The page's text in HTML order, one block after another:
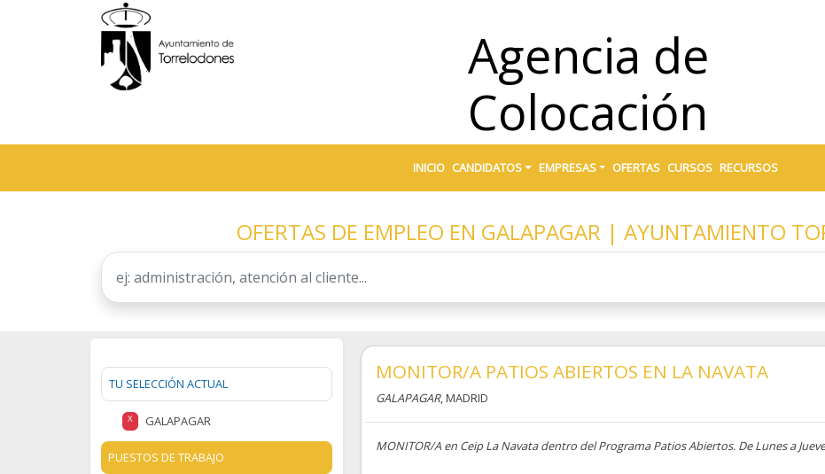
Agencia de
Colocación
INICIO CANDIDATOS EMPRESAS OFERTAS CURSOS RECURSOS
OFERTAS DE EMPLEO EN GALAPAGAR | AYUNTAMIENTO
TU SELECCIÓN ACTUAL
X GALAPAGAR
PUESTOS DE TRABAJO
MONITOR/A PATIOS ABIERTOS EN LA NAVATA
GALAPAGAR, MADRID
MONITOR/A en Ceip La Navata dentro del Programa Patios Abiertos. De Lunes a